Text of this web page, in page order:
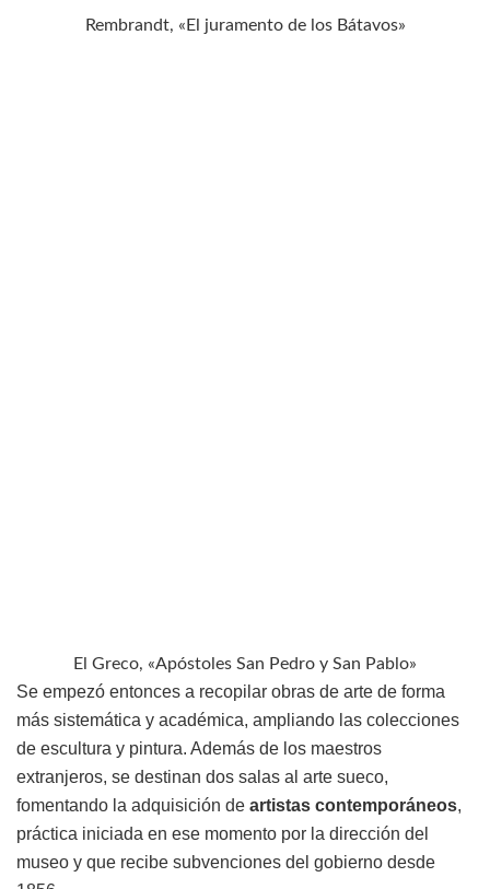
Rembrandt, «El juramento de los Bátavos»
El Greco, «Apóstoles San Pedro y San Pablo»
Se empezó entonces a recopilar obras de arte de forma
más sistemática y académica, ampliando las colecciones
de escultura y pintura. Además de los maestros
extranjeros, se destinan dos salas al arte sueco,
fomentando la adquisición de artistas contemporáneos,
práctica iniciada en ese momento por la dirección del
museo y que recibe subvenciones del gobierno desde